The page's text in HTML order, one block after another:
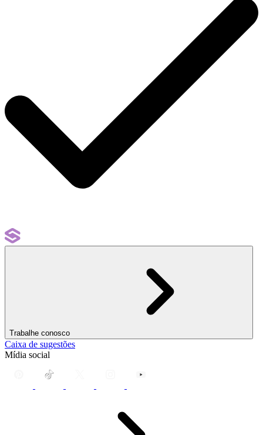
Trabalhe conosco
Caixa de sugestões
Mídia social